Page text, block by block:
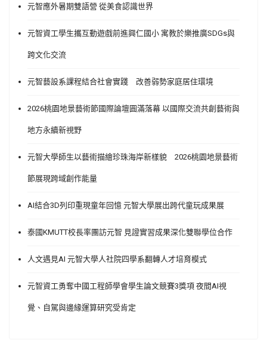
元智應外暑期雙語營 從美食認識世界
元智資工學生攜互動遊戲前進興仁國小 寓教於樂推廣SDGs與
跨文化交流
元智藝設系課程結合社會實踐 改善弱勢家庭居住環境
2026桃園地景藝術節國際論壇圓滿落幕 以國際交流共創藝術與
地方永續新視野
元智大學師生以藝術描繪珍珠海岸新樣貌 2026桃園地景藝術
節展現跨域創作能量
AI結合3D列印重現童年回憶 元智大學展出跨代童玩成果展
泰國KMUTT校長率團訪元智 見證實習成果深化雙聯學位合作
人文遇見AI 元智大學人社院四學系翻轉人才培育模式
元智資工勇奪中國工程師學會學生論文競賽3獎項 夜間AI視
覺、自駕與邊緣運算研究受肯定